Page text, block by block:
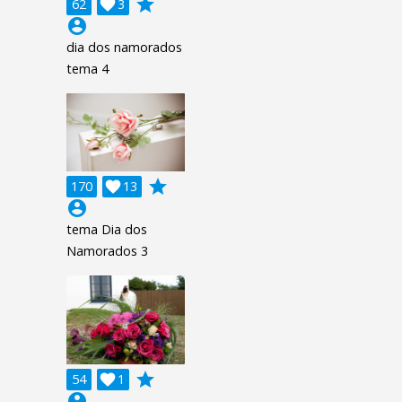
62 3

grade
account_circle
dia dos namorados
tema 4
170 13

grade
account_circle
tema Dia dos
Namorados 3
54 1

grade